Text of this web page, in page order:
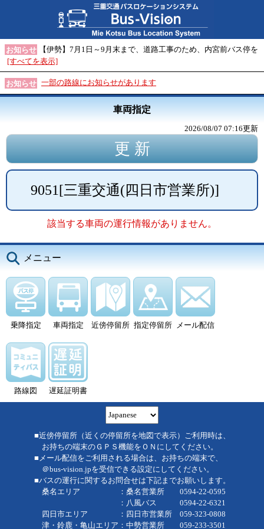
お知らせ
【伊勢】7月1日～9月末まで、道路工事のため、内宮前バス停を
[すべてを表示]
お知らせ 一部の路線にお知らせがあります
車両指定
2026/08/07 07:16更新
9051[三重交通(四日市営業所)]
該当する車両の運行情報がありません。
メニュー
乗降指定 車両指定 近傍停留所 指定停留所 メール配信
路線図 遅延証明書
■近傍停留所（近くの停留所を地図で表示）ご利用時は、
お持ちの端末のＧＰＳ機能をＯＮにしてください。
■メール配信をご利用される場合は、お持ちの端末で、
＠bus-vision.jpを受信できる設定にしてください。
■バスの運行に関するお問合せは下記までお願いします。
桑名エリア ：桑名営業所 0594-22-0595
：八風バス 0594-22-6321
四日市エリア ：四日市営業所 059-323-0808
津・鈴鹿・亀山エリア：中勢営業所 059-233-3501